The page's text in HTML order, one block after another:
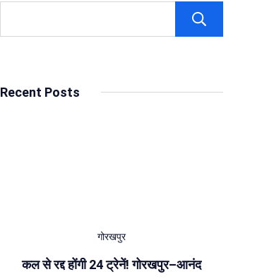
Recent Posts
गोरखपुर
कल से रद्द होंगी 24 ट्रेनें! गोरखपुर–आनंद